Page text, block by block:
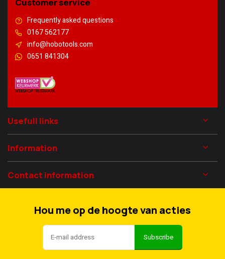
Frequently asked questions
0167 562177
info@hobotools.com
0651 841304
Usefull links
Information
Contact information
Hou me op de hoogte van acties
Subscribe